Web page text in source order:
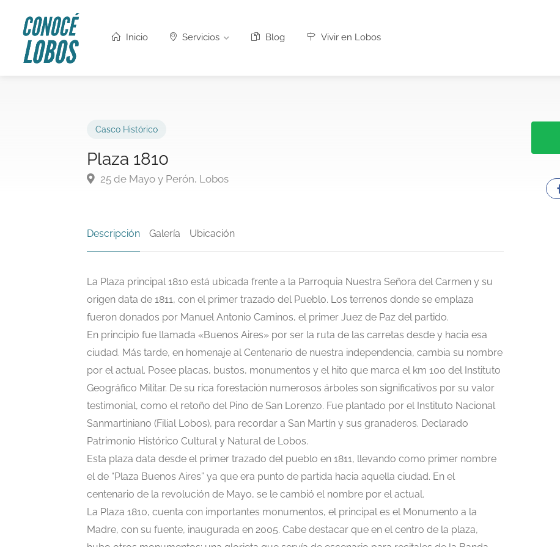
Inicio Servicios Blog Vivir en Lobos
Casco Histórico
Plaza 1810
25 de Mayo y Perón, Lobos
Descripción Galería Ubicación
La Plaza principal 1810 está ubicada frente a la Parroquia Nuestra Señora del Carmen y su
origen data de 1811, con el primer trazado del Pueblo. Los terrenos donde se emplaza
fueron donados por Manuel Antonio Caminos, el primer Juez de Paz del partido.
En principio fue llamada «Buenos Aires» por ser la ruta de las carretas desde y hacia esa
ciudad. Más tarde, en homenaje al Centenario de nuestra independencia, cambia su nombre
por el actual. Posee placas, bustos, monumentos y el hito que marca el km 100 del Instituto
Geográfico Militar. De su rica forestación numerosos árboles son significativos por su valor
testimonial, como el retoño del Pino de San Lorenzo. Fue plantado por el Instituto Nacional
Sanmartiniano (Filial Lobos), para recordar a San Martín y sus granaderos. Declarado
Patrimonio Histórico Cultural y Natural de Lobos.
Esta plaza data desde el primer trazado del pueblo en 1811, llevando como primer nombre
el de “Plaza Buenos Aires” ya que era punto de partida hacia aquella ciudad. En el
centenario de la revolución de Mayo, se le cambió el nombre por el actual.
La Plaza 1810, cuenta con importantes monumentos, el principal es el Monumento a la
Madre, con su fuente, inaugurada en 2005. Cabe destacar que en el centro de la plaza,